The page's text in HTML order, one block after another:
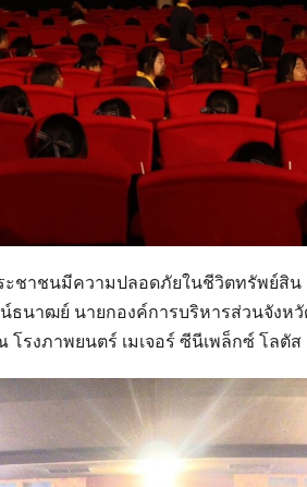
ะชาชนมีความปลอดภัยในชีวิตทรัพย์สิ
นาฒย์ นายกองค์การบริหารส่วนจังห
รงภาพยนตร์ เมเจอร์ ซีนีเพล็กซ์ โลตั